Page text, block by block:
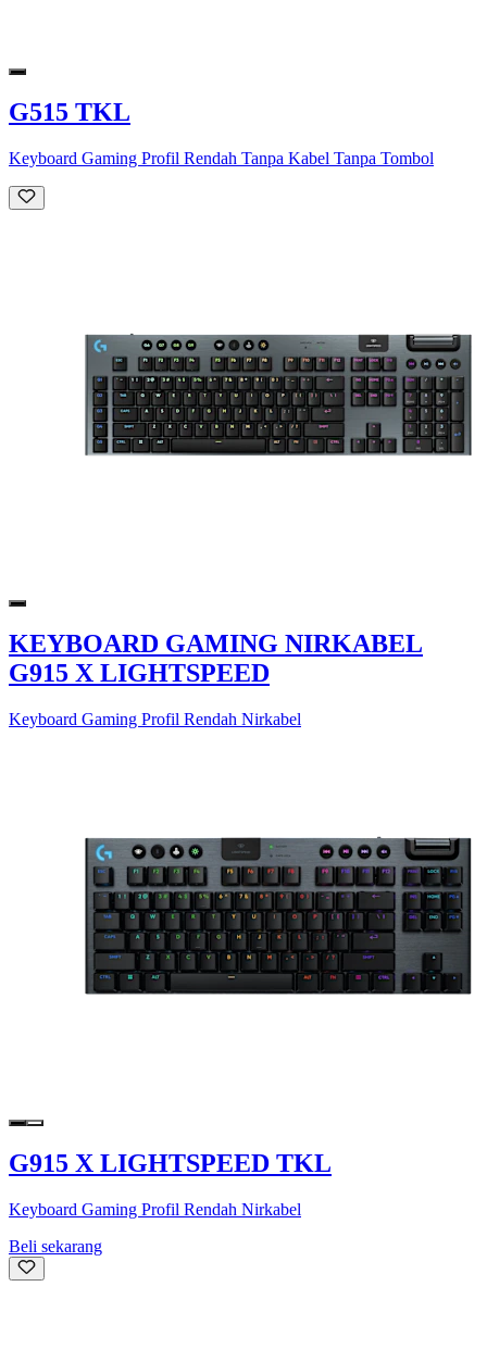
G515 TKL
Keyboard Gaming Profil Rendah Tanpa Kabel Tanpa Tombol
KEYBOARD GAMING NIRKABEL
G915 X LIGHTSPEED
Keyboard Gaming Profil Rendah Nirkabel
G915 X LIGHTSPEED TKL
Keyboard Gaming Profil Rendah Nirkabel
Beli sekarang